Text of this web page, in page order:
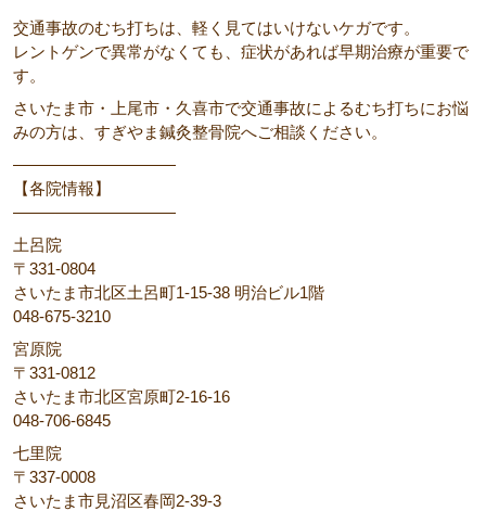
交通事故のむち打ちは、軽く見てはいけないケガです。
レントゲンで異常がなくても、症状があれば早期治療が重要で
す。
さいたま市・上尾市・久喜市で交通事故によるむち打ちにお悩
みの方は、すぎやま鍼灸整骨院へご相談ください。
――――――――――
【各院情報】
――――――――――
土呂院
〒331-0804
さいたま市北区土呂町1-15-38 明治ビル1階
048-675-3210
宮原院
〒331-0812
さいたま市北区宮原町2-16-16
048-706-6845
七里院
〒337-0008
さいたま市見沼区春岡2-39-3